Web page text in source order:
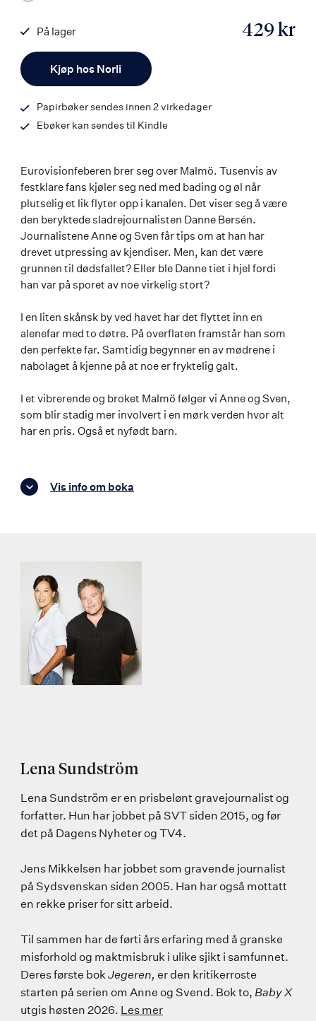
Kjøp hos Norli
429 kr
På lager
9788203458637
Papirbøker sendes innen 2 virkedager
Ebøker kan sendes til Kindle
Eurovisionfeberen brer seg over Malmö. Tusenvis av
festklare fans kjøler seg ned med bading og øl når
plutselig et lik flyter opp i kanalen. Det viser seg å være
den beryktede sladrejournalisten Danne Bersén.
Journalistene Anne og Sven får tips om at han har
drevet utpressing av kjendiser. Men, kan det være
grunnen til dødsfallet? Eller ble Danne tiet i hjel fordi
han var på sporet av noe virkelig stort?
I en liten skånsk by ved havet har det flyttet inn en
alenefar med to døtre. På overflaten framstår han som
den perfekte far. Samtidig begynner en av mødrene i
nabolaget å kjenne på at noe er fryktelig galt.
I et vibrerende og broket Malmö følger vi Anne og Sven,
som blir stadig mer involvert i en mørk verden hvor alt
har en pris. Også et nyfødt barn.
Vis info om boka
Lena Sundström
Lena Sundström er en prisbelønt gravejournalist og
forfatter. Hun har jobbet på SVT siden 2015, og før
det på Dagens Nyheter og TV4.
Jens Mikkelsen har jobbet som gravende journalist
på Sydsvenskan siden 2005. Han har også mottatt
en rekke priser for sitt arbeid.
Til sammen har de førti års erfaring med å granske
misforhold og maktmisbruk i ulike sjikt i samfunnet.
Deres første bokJegeren, er den kritikerroste
starten på serien om Anne og Svend. Bok to, Baby X
utgis høsten 2026. Les mer